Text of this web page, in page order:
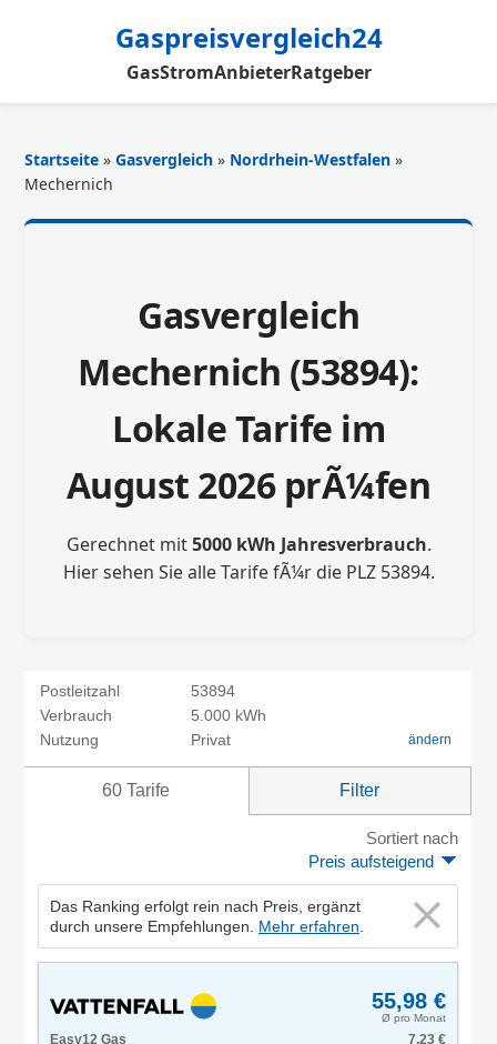
Gaspreisvergleich24
GasStromAnbieterRatgeber
Startseite »Gasvergleich » Nordrhein-Westfalen »
Mechernich
Gasvergleich
Mechernich (53894):
Lokale Tarife im
August 2026 prÃ¼fen
Gerechnet mit5000 kWh Jahresverbrauch.
Hier sehen Sie alle Tarife fÃ¼r die PLZ 53894.